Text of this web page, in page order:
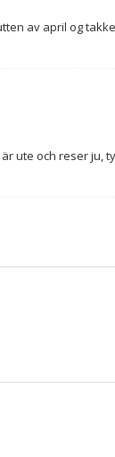
av april og
ute och reser ju,